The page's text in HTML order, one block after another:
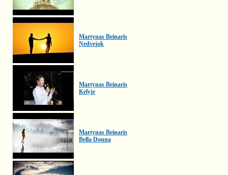
Martynas Beinaris
Nedvejok
Martynas Beinaris
Kelyje
Martynas Beinaris
Bella Donna